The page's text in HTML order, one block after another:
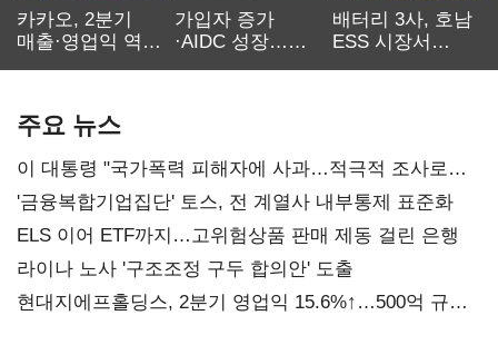
카카오, 2분기
매출·영업익 역대
가입자 증가
·AIDC 성장…
배터리 3사, 호남
ESS 시장서
주요 뉴스
이 대통령 "국가폭력 피해자에 사과…적극적 조사로
진실 밝혀야"
'금융복합기업집단' 토스, 전 계열사 내부통제 표준화
ELS 이어 ETF까지…고위험상품 판매 제동 걸린 은행
라이나 노사 '구조조정 구두 합의안' 도출
현대지에프홀딩스, 2분기 영업익 15.6%↑…500억 규모